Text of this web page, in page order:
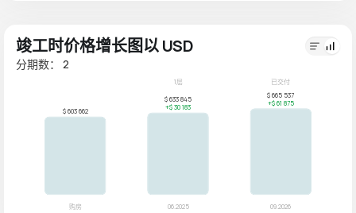
竣工时价格增长图以 USD
分期数： 2